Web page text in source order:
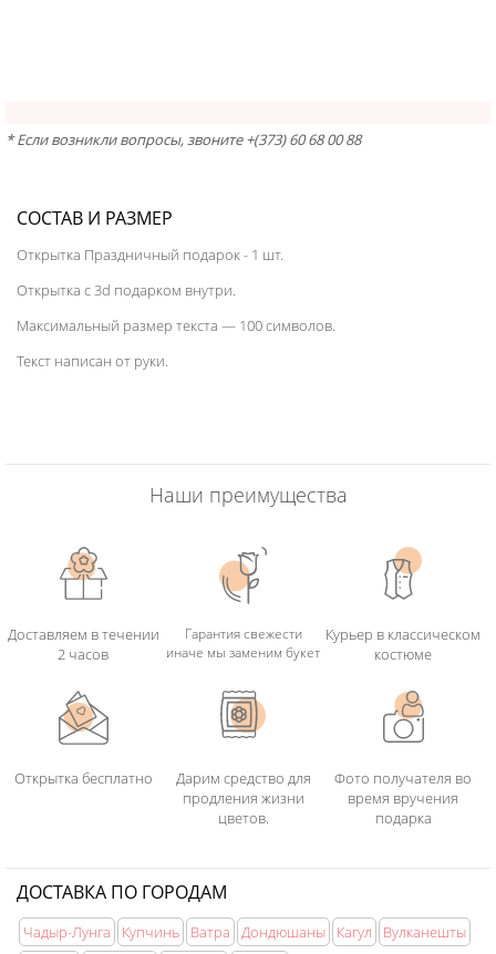
* Если возникли вопросы, звоните +(373) 60 68 00 88
СОСТАВ И РАЗМЕР
Открытка Праздничный подарок - 1 шт.
Открытка с 3d подарком внутри.
Максимальный размер текста — 100 символов.
Текст написан от руки.
Наши преимущества
Доставляем в течении
2 часов
Гарантия свежести
иначе мы заменим букет
Курьер в классическом
костюме
Открытка бесплатно
Дарим средство для
продления жизни
цветов.
Фото получателя во
время вручения
подарка
ДОСТАВКА ПО ГОРОДАМ
Чадыр-Лунга Купчинь Ватра Дондюшаны Кагул
Вулканешты